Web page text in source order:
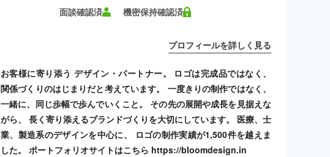
面談確認済 機密保持確認済
プロフィールを詳しく見る
お客様に寄り添う デザイン・パートナー。 ロゴは完成品ではなく、
関係づくりのはじまりだと考えています。 一度きりの制作ではなく、
一緒に、同じ歩幅で歩んでいくこと。 その先の展開や成長を見据えな
がら、 長く寄り添えるブランドづくりを大切にしています。 医療、士
業、製造系のデザインを中心に、 ロゴの制作実績が1,500件を越えま
した。 ポートフォリオサイトはこちら https://bloomdesign.in